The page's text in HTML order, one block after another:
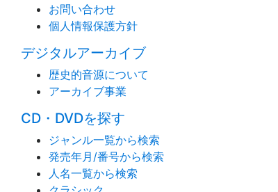
お問い合わせ
個人情報保護方針
デジタルアーカイブ
歴史的音源について
アーカイブ事業
CD・DVDを探す
ジャンル一覧から検索
発売年月/番号から検索
人名一覧から検索